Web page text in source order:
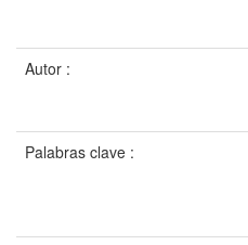
Autor :
Palabras clave :